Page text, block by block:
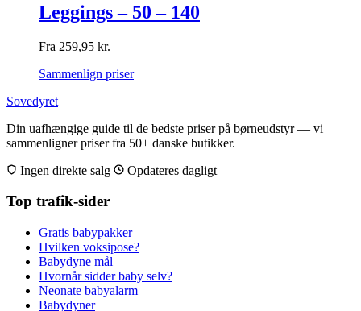
Leggings – 50 – 140
Fra 259,95 kr.
Sammenlign priser
Sovedyret
Din uafhængige guide til de bedste priser på børneudstyr — vi
sammenligner priser fra 50+ danske butikker.
Ingen direkte salg
Opdateres dagligt
Top trafik-sider
Gratis babypakker
Hvilken voksipose?
Babydyne mål
Hvornår sidder baby selv?
Neonate babyalarm
Babydyner